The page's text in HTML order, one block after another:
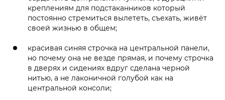
креплениям для подстаканников который
постоянно стремиться вылететь, съехать, живёт
своей жизнью в общем;
красивая синяя строчка на центральной панели,
но почему она не везде прямая, и почему строчка
в дверях и сидениях вдруг сделана черной
нитью, а не лаконичной голубой как на
центральной консоли;